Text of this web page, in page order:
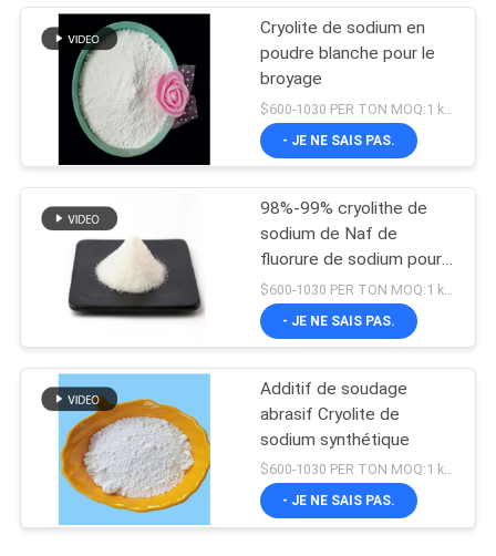
Cryolite de sodium en
poudre blanche pour le
broyage
- JE NE SAIS PAS.
98%-99% cryolithe de
sodium de Naf de
fluorure de sodium pour
l'électrolyse en aluminium
- JE NE SAIS PAS.
Additif de soudage
abrasif Cryolite de
sodium synthétique
$600-1030 PER TON MOQ:1 kg ou plus
- JE NE SAIS PAS.